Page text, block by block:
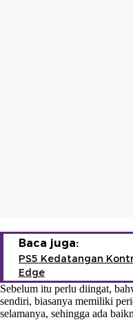
Baca juga:
PS5 Kedatangan
Edge
Sebelum itu perlu diingat,
sendiri, biasanya memiliki
selamanya, sehingga ada